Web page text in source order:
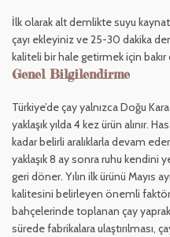
İlk olarak alt demlikte suyu
çayı ekleyiniz ve 25-30 dakika
kaliteli bir hale getirmek için
Genel Bilgilendirme
Türkiye’de çay yalnızca Doğu
yaklaşık yılda 4 kez ürün alınır.
kadar belirli aralıklarla devam
yaklaşık 8 ay sonra ruhu kendini
geri döner. Yılın ilk ürünü Mayıs
kalitesini belirleyen önemli
bahçelerinde toplanan çay
sürede fabrikalara ulaştırılması,